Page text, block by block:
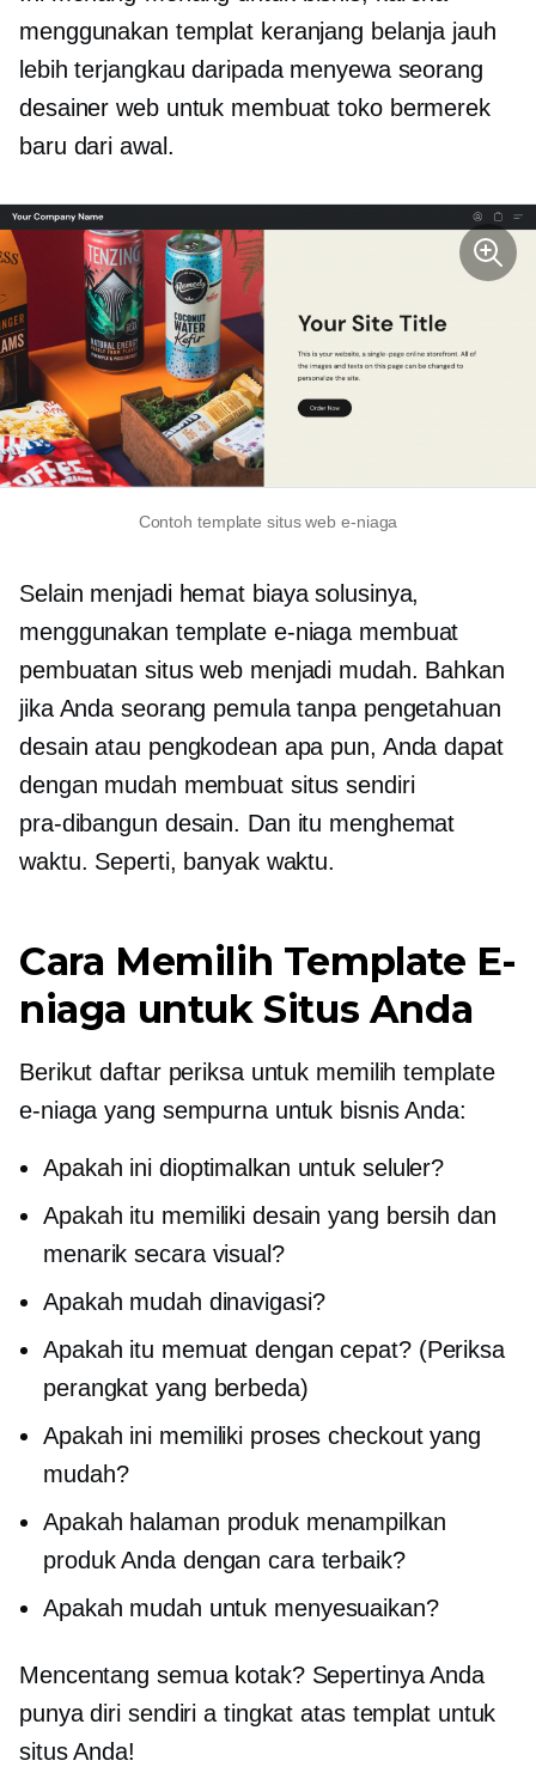
menggunakan templat keranjang belanja jauh
lebih terjangkau daripada menyewa seorang
desainer web untuk membuat toko bermerek
baru dari awal.
Contoh template situs web e-niaga
Selain menjadi hemat biayasolusinya,
menggunakan template e-niaga membuat
pembuatan situs web menjadi mudah. Bahkan
jika Anda seorang pemula tanpa pengetahuan
desain atau pengkodean apa pun, Anda dapat
dengan mudah membuat situs sendiri
pra-dibangun desain. Dan itu menghemat
waktu. Seperti, banyak waktu.
Cara Memilih Template E-
niaga untuk Situs Anda
Berikut daftar periksa untuk memilih template
e-niaga yang sempurna untuk bisnis Anda:
Apakah ini dioptimalkan untuk seluler?
Apakah itu memiliki desain yang bersih dan
menarik secara visual?
Apakah mudah dinavigasi?
Apakah itu memuat dengan cepat? (Periksa
perangkat yang berbeda)
Apakah ini memiliki proses checkout yang
mudah?
Apakah halaman produk menampilkan
produk Anda dengan cara terbaik?
Apakah mudah untuk menyesuaikan?
Mencentang semua kotak? Sepertinya Anda
punya diri sendiri a tingkat atastemplat untuk
situs Anda!